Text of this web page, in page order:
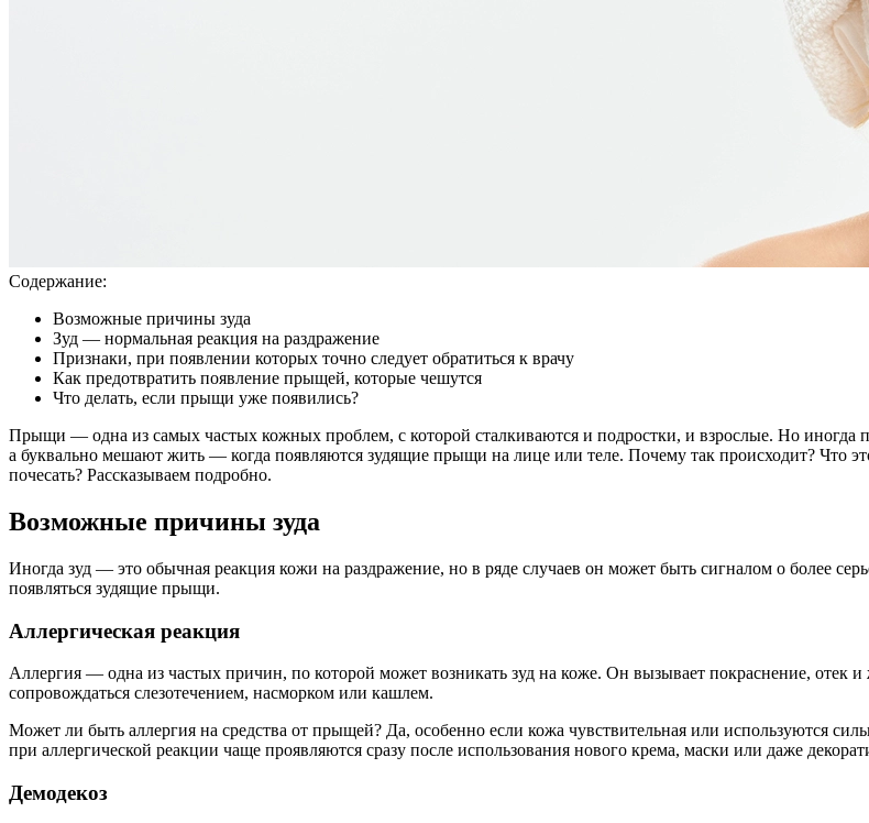
Содержание:
Возможные причины зуда
Зуд — нормальная реакция на раздражение
Признаки, при появлении которых точно следует обратиться к врачу
Как предотвратить появление прыщей, которые чешутся
Что делать, если прыщи уже появились?
Прыщи — одна из самых частых кожных проблем, с которой сталкиваются и подростки, и взрослые. Но
а буквально мешают жить — когда появляются зудящие прыщи на лице или теле. Почему так происходит? Что
почесать? Рассказываем подробно.
Возможные причины зуда
Иногда зуд — это обычная реакция кожи на раздражение, но в ряде случаев он может быть сигналом о более
появляться зудящие прыщи.
Аллергическая реакция
Аллергия — одна из частых причин, по которой может возникать зуд на коже. Он вызывает покраснение, отек
сопровождаться слезотечением, насморком или кашлем.
Может ли быть аллергия на средства от прыщей? Да, особенно если кожа чувствительная или используются
при аллергической реакции чаще проявляются сразу после использования нового крема, маски или даже
Демодекоз